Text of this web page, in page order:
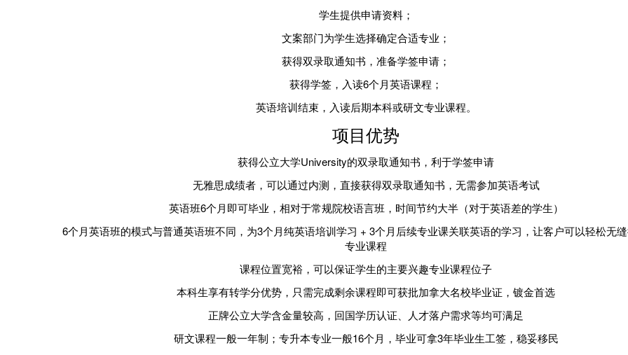
学生提供申请资料；
文案部门为学生选择确定合适专业；
获得双录取通知书，准备学签申请；
获得学签，入读6个月英语课程；
英语培训结束，入读后期本科或研文专业课程。
项目优势
获得公立大学University的双录取通知书，利于学签申请
无雅思成绩者，可以通过内测，直接获得双录取通知书，无需参加英语考试
英语班6个月即可毕业，相对于常规院校语言班，时间节约大半（对于英语差的学生）
6个月英语班的模式与普通英语班不同，为3个月纯英语培训学习 + 3个月后续专业课关联英语的学习，让客户可以轻松无
专业课程
课程位置宽裕，可以保证学生的主要兴趣专业课程位子
本科生享有转学分优势，只需完成剩余课程即可获批加拿大名校毕业证，镀金首选
正牌公立大学含金量较高，回国学历认证、人才落户需求等均可满足
研文课程一般一年制；专升本专业一般16个月，毕业可拿3年毕业生工签，稳妥移民